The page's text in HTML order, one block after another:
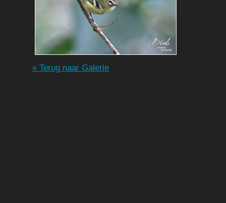
« Terug naar Galerie